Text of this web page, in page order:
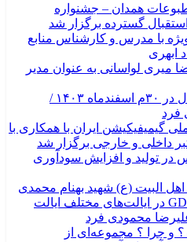
همدان – جشنواره
گسترده برگزار شد
با مدرس و کارشناس منابع
ابهری
میری لواسانی به عنوان مدیر
قیمت انواع ارزهای دیجیتال در ۳۰م اسفندماه ۱۴۰۳ /
فرد
گیمیفیکیشن ایران با همکاری با
داخلی و خارجی برگزار شد
در تولید و افزایش سودآوری
البیت (ع) شهید بهنام محمدی
درصد تغییر نرخ سالیانه GDP در ایالت‌های مختلف ایالت
چرا ؟ مجموعه‌ای از